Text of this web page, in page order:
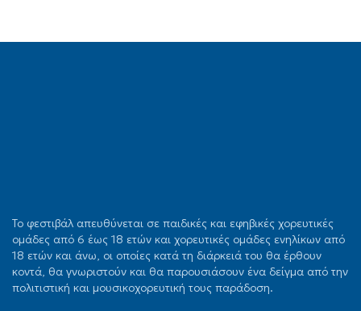
Το φεστιβάλ απευθύνεται σε παιδικές και εφηβικές χορευτικές
ομάδες από 6 έως 18 ετών και χορευτικές ομάδες ενηλίκων από
18 ετών και άνω, οι οποίες κατά τη διάρκειά του θα έρθουν
κοντά, θα γνωριστούν και θα παρουσιάσουν ένα δείγμα από την
πολιτιστική και μουσικοχορευτική τους παράδοση.